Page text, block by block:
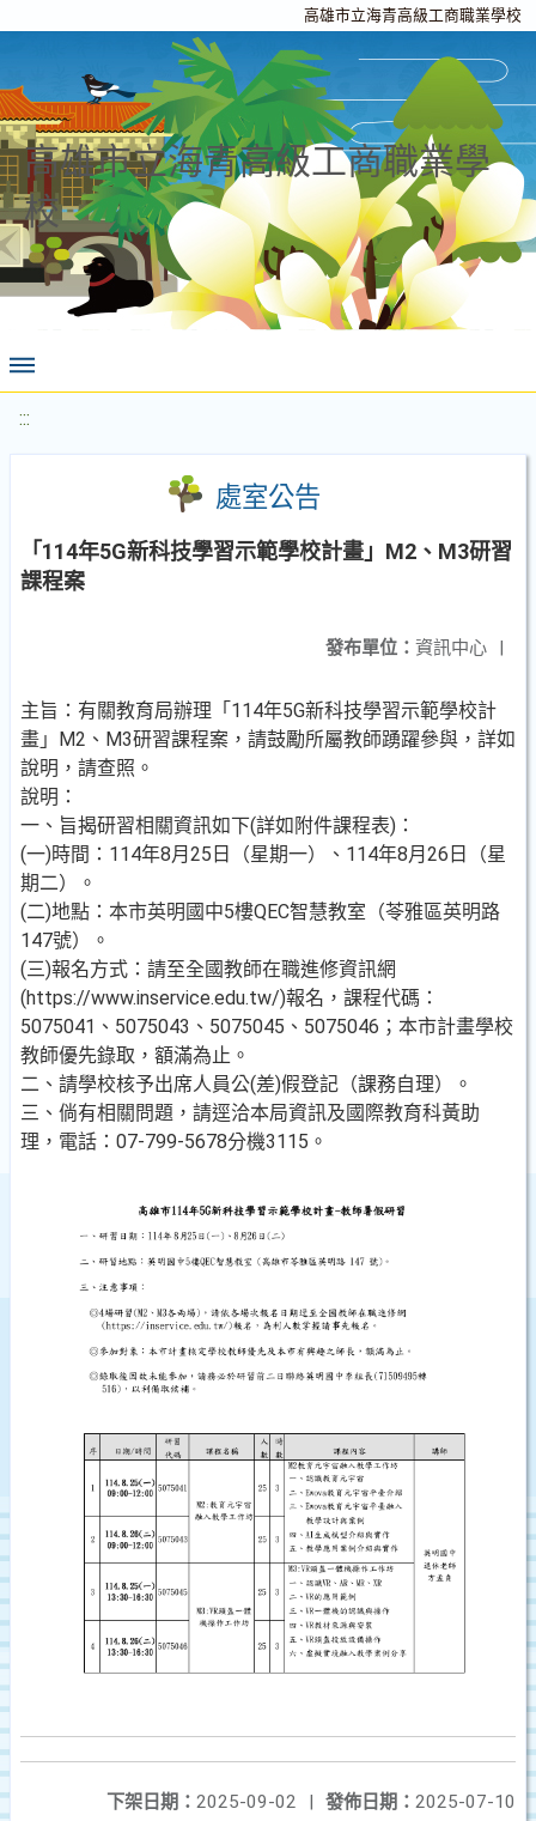
高雄市立海青高級工商職業學校
高雄市立海青高級工商職業學
校
:::
處室公告
「114年5G新科技學習示範學校計畫」M2、M3研習
課程案
發布單位： 資訊中心 |
主旨：有關教育局辦理「114年5G新科技學習示範學校計
畫」M2、M3研習課程案，請鼓勵所屬教師踴躍參與，詳如
說明，請查照。
說明：
一、旨揭研習相關資訊如下(詳如附件課程表)：
(一)時間：114年8月25日（星期一）、114年8月26日（星
期二）。
(二)地點：本市英明國中5樓QEC智慧教室（苓雅區英明路
147號）。
(三)報名方式：請至全國教師在職進修資訊網
(https://www.inservice.edu.tw/)報名，課程代碼：
5075041、5075043、5075045、5075046；本市計畫學校
教師優先錄取，額滿為止。
二、請學校核予出席人員公(差)假登記（課務自理）。
三、倘有相關問題，請逕洽本局資訊及國際教育科黃助
理，電話：07-799-5678分機3115。
發佈日期： 2025-07-10
下架日期： 2025-09-02
|